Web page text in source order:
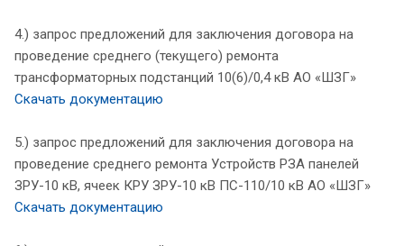
4.) запрос предложений для заключения договора на
проведение среднего (текущего) ремонта
трансформаторных подстанций 10(6)/0,4 кВ АО «ШЗГ»
Скачать документацию
5.) запрос предложений для заключения договора на
проведение среднего ремонта Устройств РЗА панелей
ЗРУ-10 кВ, ячеек КРУ ЗРУ-10 кВ ПС-110/10 кВ АО «ШЗГ»
Скачать документацию